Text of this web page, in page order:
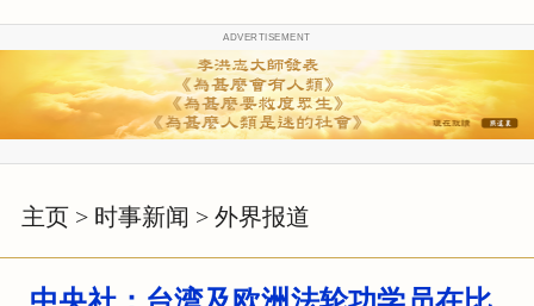
ADVERTISEMENT
主页 > 时事新闻 > 外界报道